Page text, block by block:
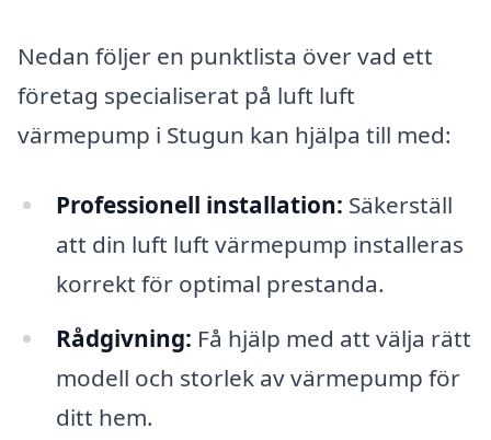
Nedan följer en punktlista över vad ett
företag specialiserat på luft luft
värmepump i Stugun kan hjälpa till med:
Professionell installation: Säkerställ
att din luft luft värmepump installeras
korrekt för optimal prestanda.
Rådgivning: Få hjälp med att välja rätt
modell och storlek av värmepump för
ditt hem.